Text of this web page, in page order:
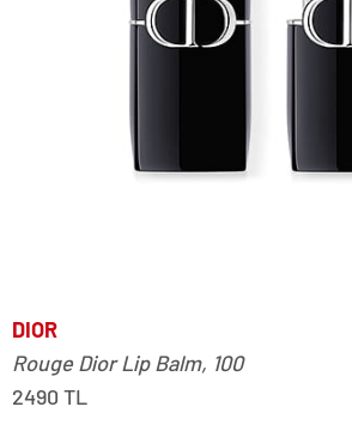
DIOR
Rouge Dior Lip Balm, 100
2490 TL